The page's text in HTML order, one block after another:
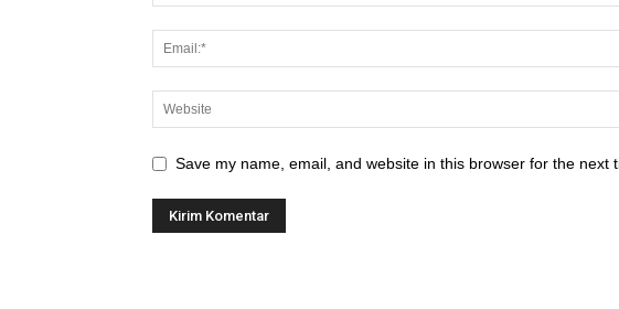
Save my name, email, and website in this browser for the next